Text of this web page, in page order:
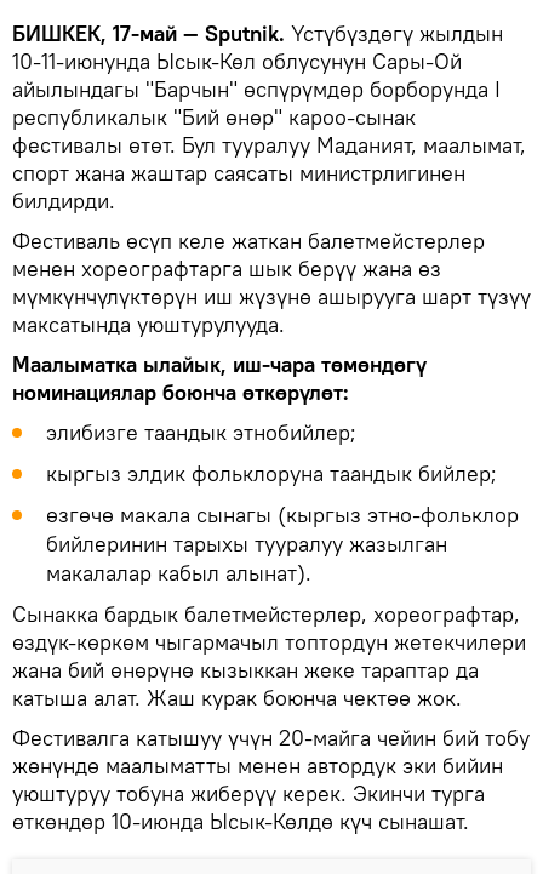
БИШКЕК, 17-май — Sputnik. Үстүбүздөгү жылдын
10-11-июнунда Ысык-Көл облусунун Сары-Ой
айылындагы "Барчын" өспүрүмдөр борборунда I
республикалык "Бий өнөр" кароо-сынак
фестивалы өтөт. Бул тууралуу Маданият, маалымат,
спорт жана жаштар саясаты министрлигинен
билдирди.
Фестиваль өсүп келе жаткан балетмейстерлер
менен хореографтарга шык берүү жана өз
мүмкүнчүлүктөрүн иш жүзүнө ашырууга шарт түзүү
максатында уюштурулууда.
Маалыматка ылайык, иш-чара төмөндөгү
номинациялар боюнча өткөрүлөт:
элибизге таандык этнобийлер;
кыргыз элдик фольклоруна таандык бийлер;
өзгөчө макала сынагы (кыргыз этно-фольклор
бийлеринин тарыхы тууралуу жазылган
макалалар кабыл алынат).
Сынакка бардык балетмейстерлер, хореографтар,
өздүк-көркөм чыгармачыл топтордун жетекчилери
жана бий өнөрүнө кызыккан жеке тараптар да
катыша алат. Жаш курак боюнча чектөө жок.
Фестивалга катышуу үчүн 20-майга чейин бий тобу
жөнүндө маалыматты менен автордук эки бийин
уюштуруу тобуна жиберүү керек. Экинчи турга
өткөндөр 10-июнда Ысык-Көлдө күч сынашат.